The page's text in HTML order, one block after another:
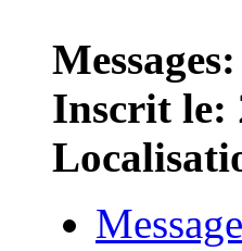
Messages:
Inscrit le: